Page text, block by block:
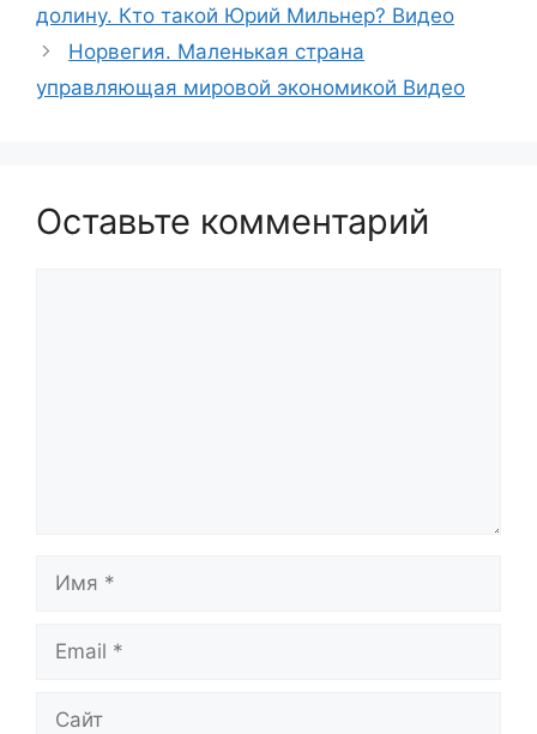
долину. Кто такой Юрий Мильнер? Видео
Норвегия. Маленькая страна
управляющая мировой экономикой Видео
Оставьте комментарий